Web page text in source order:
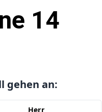
14
gehen an:
Herr